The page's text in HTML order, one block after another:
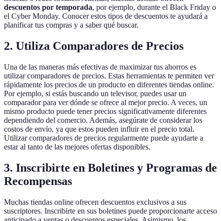
descuentos por temporada, por ejemplo, durante el Black Friday o
el Cyber Monday. Conocer estos tipos de descuentos te ayudará a
planificar tus compras y a saber qué buscar.
2. Utiliza Comparadores de Precios
Una de las maneras más efectivas de maximizar tus ahorros es
utilizar comparadores de precios. Estas herramientas te permiten ver
rápidamente los precios de un producto en diferentes tiendas online.
Por ejemplo, si estás buscando un televisor, puedes usar un
comparador para ver dónde se ofrece al mejor precio. A veces, un
mismo producto puede tener precios significativamente diferentes
dependiendo del comercio. Además, asegúrate de considerar los
costos de envío, ya que estos pueden influir en el precio total.
Utilizar comparadores de precios regularmente puede ayudarte a
estar al tanto de las mejores ofertas disponibles.
3. Inscribirte en Boletines y Programas de
Recompensas
Muchas tiendas online ofrecen descuentos exclusivos a sus
suscriptores. Inscribirte en sus boletines puede proporcionarte acceso